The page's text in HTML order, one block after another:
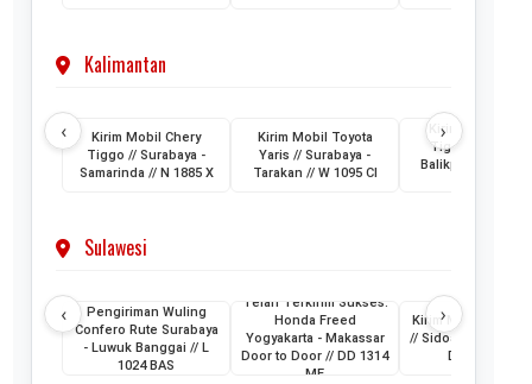
Kalimantan
‹
Kirim Mobil Chery
Tiggo // Surabaya -
Samarinda // N 1885 X
Kirim Mobil Toyota
Yaris // Surabaya -
Tarakan // W 1095 CI
Kirim Mobil
Tiggo // Jakarta
Balikpapan // D
›
Sulawesi
‹
Pengiriman Wuling
Confero Rute Surabaya
- Luwuk Banggai // L
1024 BAS
Telah Terkirim Sukses:
Honda Freed
Yogyakarta - Makassar
Door to Door // DD 1314
ME
Kirim Mobil Honda
// Sidoarjo -
DH 1024 KB
›